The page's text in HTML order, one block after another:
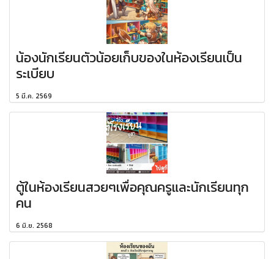
น้องนักเรียนตัวน้อยเก็บของในห้องเรียนเป็น
ระเบียบ
5 มี.ค. 2569
ตู้ในห้องเรียนสวยๆเพื่อคุณครูและนักเรียนทุก
คน
6 มิ.ย. 2568